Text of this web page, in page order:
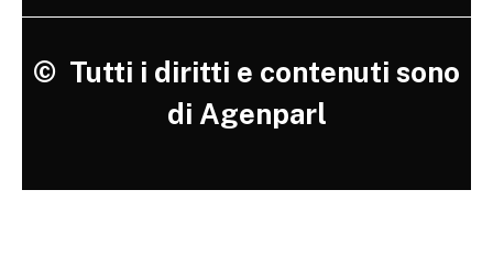
© Tutti i diritti e contenuti sono
di Agenparl